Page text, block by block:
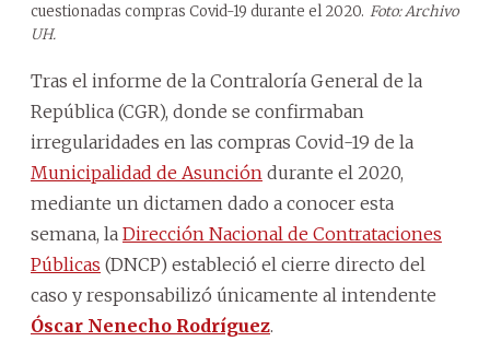
cuestionadas compras Covid-19 durante el 2020. Foto: Archivo
UH.
Tras el informe de la Contraloría General de la
República (CGR), donde se confirmaban
irregularidades en las compras Covid-19 de la
Municipalidad de Asunción durante el 2020,
mediante un dictamen dado a conocer esta
semana, la Dirección Nacional de Contrataciones
Públicas (DNCP) estableció el cierre directo del
caso y responsabilizó únicamente al intendente
Óscar Nenecho Rodríguez.